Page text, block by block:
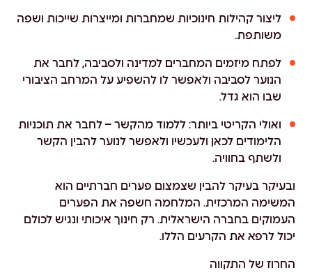
ליצור קהילות חינוכיות שמחברות ומייצרות שייכות ושפה
משותפת.
לפתח מיזמים המחברים למדינה ולסביבה, לחבר את
הנוער לסביבה ולאפשר לו להשפיע על המרחב הציבורי
שבו הוא גדל.
ואולי הקריטי ביותר: ללמוד מהקשר – לחבר את תוכניות
הלימודים לכאן ולעכשיו ולאפשר לנוער להבין הקשר
ולשתף בחוויה.
ובעיקר בעיקר להבין שצמצום פערים חברתיים הוא
המשימה המרכזית. המלחמה חשפה את הפערים
העמוקים בחברה הישראלית. רק חינוך איכותי ונגיש לכולם
יכול לרפא את הקרעים הללו.
החרוז של התקווה